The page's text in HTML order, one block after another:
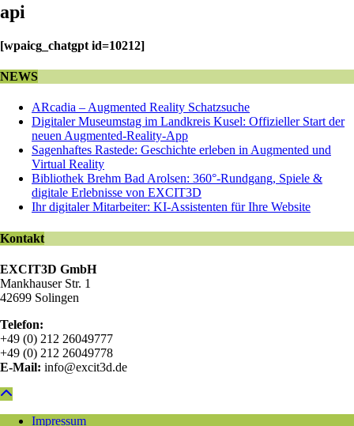
api
[wpaicg_chatgpt id=10212]
NEWS
ARcadia – Augmented Reality Schatzsuche
Digitaler Museumstag im Landkreis Kusel: Offizieller Start der
neuen Augmented-Reality-App
Sagenhaftes Rastede: Geschichte erleben in Augmented und
Virtual Reality
Bibliothek Brehm Bad Arolsen: 360°-Rundgang, Spiele &
digitale Erlebnisse von EXCIT3D
Ihr digitaler Mitarbeiter: KI-Assistenten für Ihre Website
Kontakt
EXCIT3D GmbH
Mankhauser Str. 1
42699 Solingen
Telefon:
+49 (0) 212 26049777
+49 (0) 212 26049778
E-Mail: info@excit3d.de
Impressum